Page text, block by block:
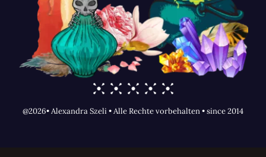
@2026• Alexandra Szeli • Alle Rechte vorbehalten • since 2014